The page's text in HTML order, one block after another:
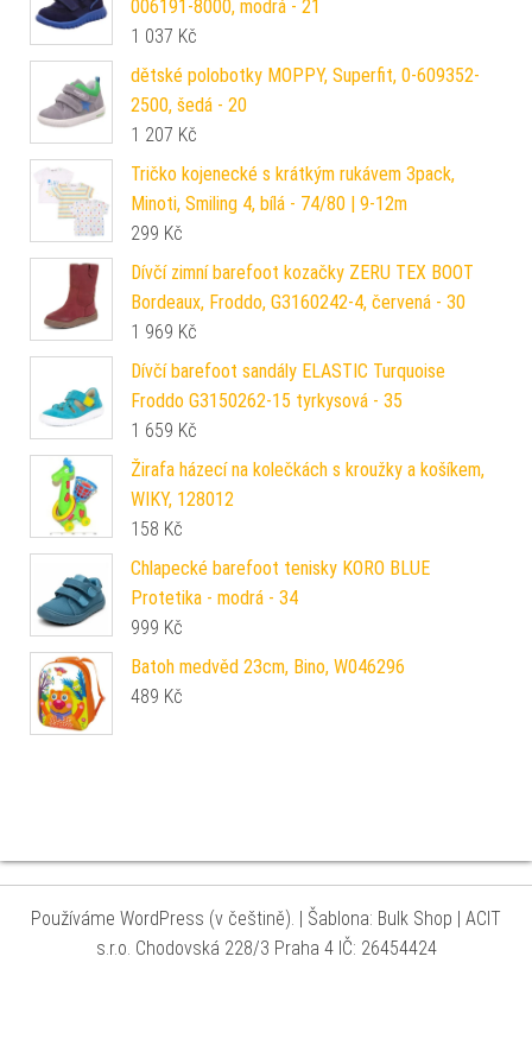
006191-8000, modrá - 21
1 037 Kč
dětské polobotky MOPPY, Superfit, 0-609352-
2500, šedá - 20
1 207 Kč
Tričko kojenecké s krátkým rukávem 3pack,
Minoti, Smiling 4, bílá - 74/80 | 9-12m
299 Kč
Dívčí zimní barefoot kozačky ZERU TEX BOOT
Bordeaux, Froddo, G3160242-4, červená - 30
1 969 Kč
Dívčí barefoot sandály ELASTIC Turquoise
Froddo G3150262-15 tyrkysová - 35
1 659 Kč
Žirafa házecí na kolečkách s kroužky a košíkem,
WIKY, 128012
158 Kč
Chlapecké barefoot tenisky KORO BLUE
Protetika - modrá - 34
999 Kč
Batoh medvěd 23cm, Bino, W046296
489 Kč
Používáme WordPress (v češtině). Šablona: Bulk Shop
| ACIT
s.r.o. Chodovská 228/3 Praha 4 IČ: 26454424